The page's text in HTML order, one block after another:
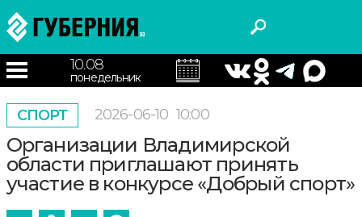
10.08
понедельник
СПОРТ 2026-06-10 10:00
Организации Владимирской
области приглашают принять
участие в конкурсе «Добрый спорт»